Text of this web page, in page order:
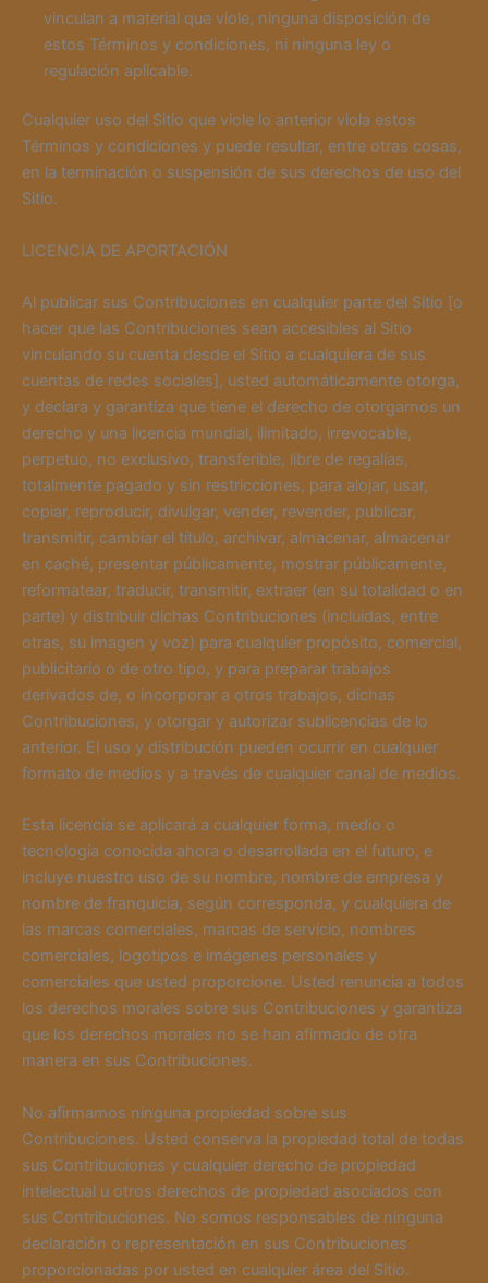
vinculan a material que viole, ninguna disposición de
estos Términos y condiciones, ni ninguna ley o
regulación aplicable.
Cualquier uso del Sitio que viole lo anterior viola estos
Términos y condiciones y puede resultar, entre otras cosas,
en la terminación o suspensión de sus derechos de uso del
Sitio.
LICENCIA DE APORTACIÓN
Al publicar sus Contribuciones en cualquier parte del Sitio [o
hacer que las Contribuciones sean accesibles al Sitio
vinculando su cuenta desde el Sitio a cualquiera de sus
cuentas de redes sociales], usted automáticamente otorga,
y declara y garantiza que tiene el derecho de otorgarnos un
derecho y una licencia mundial, ilimitado, irrevocable,
perpetuo, no exclusivo, transferible, libre de regalías,
totalmente pagado y sin restricciones, para alojar, usar,
copiar, reproducir, divulgar, vender, revender, publicar,
transmitir, cambiar el título, archivar, almacenar, almacenar
en caché, presentar públicamente, mostrar públicamente,
reformatear, traducir, transmitir, extraer (en su totalidad o en
parte) y distribuir dichas Contribuciones (incluidas, entre
otras, su imagen y voz) para cualquier propósito, comercial,
publicitario o de otro tipo, y para preparar trabajos
derivados de, o incorporar a otros trabajos, dichas
Contribuciones, y otorgar y autorizar sublicencias de lo
anterior. El uso y distribución pueden ocurrir en cualquier
formato de medios y a través de cualquier canal de medios.
Esta licencia se aplicará a cualquier forma, medio o
tecnología conocida ahora o desarrollada en el futuro, e
incluye nuestro uso de su nombre, nombre de empresa y
nombre de franquicia, según corresponda, y cualquiera de
las marcas comerciales, marcas de servicio, nombres
comerciales, logotipos e imágenes personales y
comerciales que usted proporcione. Usted renuncia a todos
los derechos morales sobre sus Contribuciones y garantiza
que los derechos morales no se han afirmado de otra
manera en sus Contribuciones.
No afirmamos ninguna propiedad sobre sus
Contribuciones. Usted conserva la propiedad total de todas
sus Contribuciones y cualquier derecho de propiedad
intelectual u otros derechos de propiedad asociados con
sus Contribuciones. No somos responsables de ninguna
declaración o representación en sus Contribuciones
proporcionadas por usted en cualquier área del Sitio.